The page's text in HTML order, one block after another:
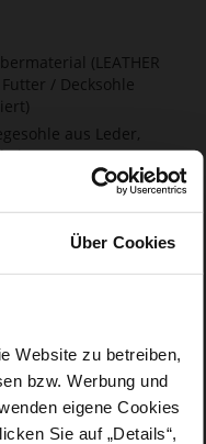
Über Cookies
Website zu betreiben,
bzw. Werbung und
eigene Cookies
Sie auf „Details“,
(LEATHER
/ Decksohle
aus Leder,
in Europe